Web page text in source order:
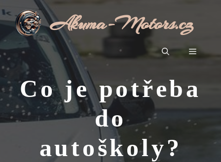
Přeskočit
na
obsah
Akuma-Motors.cz
Menu
Co je potřeba
do
autoškoly?